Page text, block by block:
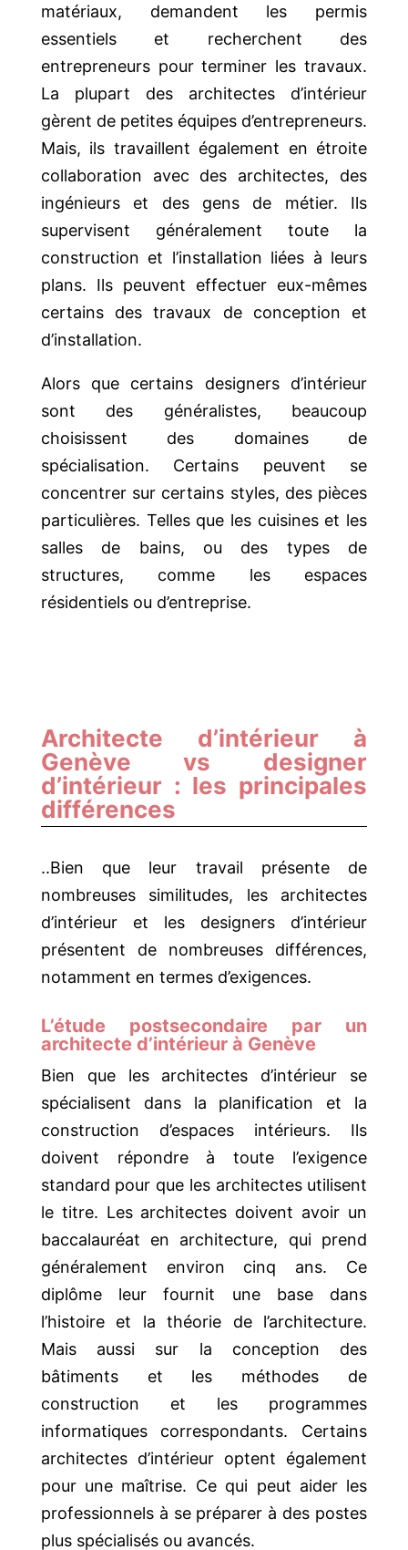
matériaux, demandent les permis
essentiels et recherchent des
entrepreneurs pour terminer les travaux.
La plupart des architectes d’intérieur
gèrent de petites équipes d’entrepreneurs.
Mais, ils travaillent également en étroite
collaboration avec des architectes, des
ingénieurs et des gens de métier. Ils
supervisent généralement toute la
construction et l’installation liées à leurs
plans. Ils peuvent effectuer eux-mêmes
certains des travaux de conception et
d’installation.
Alors que certains designers d’intérieur
sont des généralistes, beaucoup
choisissent des domaines de
spécialisation. Certains peuvent se
concentrer sur certains styles, des pièces
particulières. Telles que les cuisines et les
salles de bains, ou des types de
structures, comme les espaces
résidentiels ou d’entreprise.
Architecte d’intérieur à
Genève vs designer
d’intérieur : les principales
différences
..Bien que leur travail présente de
nombreuses similitudes, les architectes
d’intérieur et les designers d’intérieur
présentent de nombreuses différences,
notamment en termes d’exigences.
L’étude postsecondaire par un
architecte d’intérieur à Genève
Bien que les architectes d’intérieur se
spécialisent dans la planification et la
construction d’espaces intérieurs. Ils
doivent répondre à toute l’exigence
standard pour que les architectes utilisent
le titre. Les architectes doivent avoir un
baccalauréat en architecture, qui prend
généralement environ cinq ans. Ce
diplôme leur fournit une base dans
l’histoire et la théorie de l’architecture.
Mais aussi sur la conception des
bâtiments et les méthodes de
construction et les programmes
informatiques correspondants. Certains
architectes d’intérieur optent également
pour une maîtrise. Ce qui peut aider les
professionnels à se préparer à des postes
plus spécialisés ou avancés.